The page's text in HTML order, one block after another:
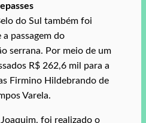
do Sul também foi
passagem do
serrana. Por meio de um
R$ 262,6 mil para a
Firmino Hildebrando de
Varela.
foi realizado o